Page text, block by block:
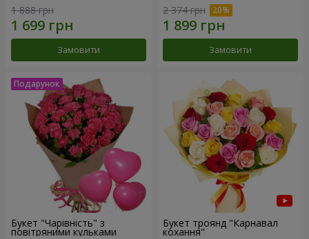
1 888 грн
Замовити
2 374 грн
Замовити
Букет "Чарівність" з
повітряними кульками
Букет троянд "Карнавал
кохання"